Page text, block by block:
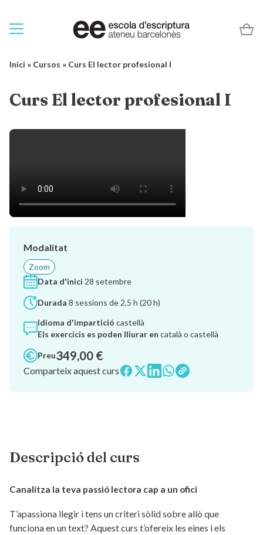
Inici » Cursos » Curs El lector profesional I
Curs El lector profesional I
Modalitat
Zoom
Data d'inici 28 setembre
Durada 8 sessions de 2,5 h (20 h)
Idioma d'impartició castellà
Els exercicis es poden lliurar en català o castellà
Preu349,00 €
Comparteix aquest curs
Descripció del curs
Canalitza la teva passió lectora cap a un ofici
T’apassiona llegir i tens un criteri sòlid sobre allò que
funciona en un text? Aquest curs t’ofereix les eines i els